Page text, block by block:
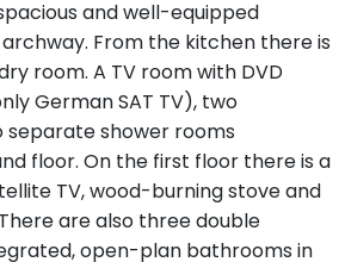
and well-equipped
From the kitchen there is
room. A TV room with DVD
German SAT TV), two
separate shower rooms
floor. On the first floor there is a
TV, wood-burning stove and
are also three double
open-plan bathrooms in